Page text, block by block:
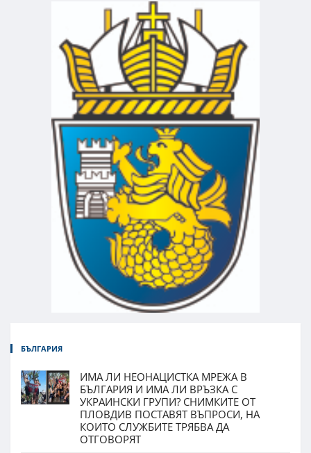
БЪЛГАРИЯ
ИМА ЛИ НЕОНАЦИСТКА МРЕЖА В
БЪЛГАРИЯ И ИМА ЛИ ВРЪЗКА С
УКРАИНСКИ ГРУПИ? СНИМКИТЕ ОТ
ПЛОВДИВ ПОСТАВЯТ ВЪПРОСИ, НА
КОИТО СЛУЖБИТЕ ТРЯБВА ДА
ОТГОВОРЯТ